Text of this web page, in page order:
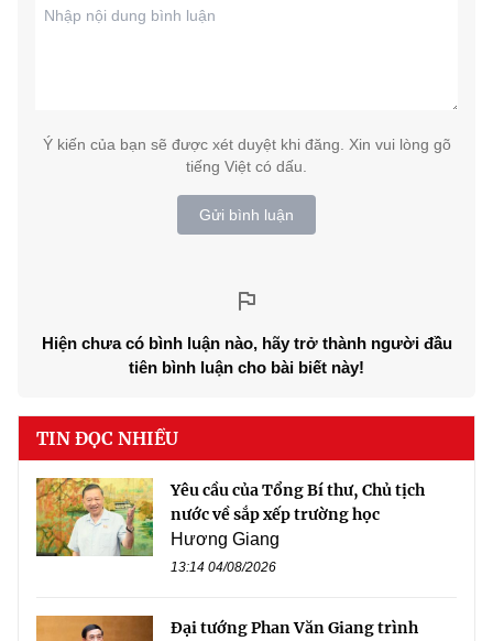
Ý kiến của bạn sẽ được xét duyệt khi đăng. Xin vui lòng gõ
tiếng Việt có dấu.
Gửi bình luận
Hiện chưa có bình luận nào, hãy trở thành người đầu
tiên bình luận cho bài biết này!
TIN ĐỌC NHIỀU
Yêu cầu của Tổng Bí thư, Chủ tịch
nước về sắp xếp trường học
Hương Giang
13:14 04/08/2026
Đại tướng Phan Văn Giang trình